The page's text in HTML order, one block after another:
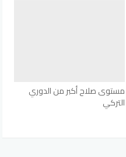
مستوى صلاح أكبر من الدوري
التركي